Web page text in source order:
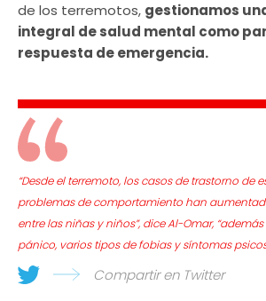
de los terremotos, gestionamos
integral de salud mental como
respuesta de emergencia.
“Desde el terremoto, los casos de trastorno de
problemas de comportamiento han
entre las niñas y niños”, dice Al-Omar,
pánico, varios tipos de fobias y síntomas
Compartir en Twitter